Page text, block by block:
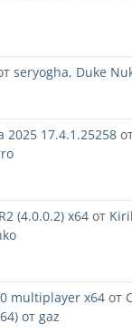
seryogha, Duke
2025 17.4.1.25258
(4.0.0.2) x64 от
multiplayer x64 от
от gaz